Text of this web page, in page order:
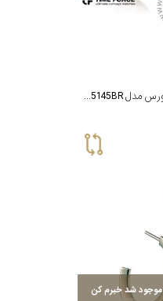
زیور آلات و جواهر تایم فورس مدل TS5145BR
موجود شد خبرم کن